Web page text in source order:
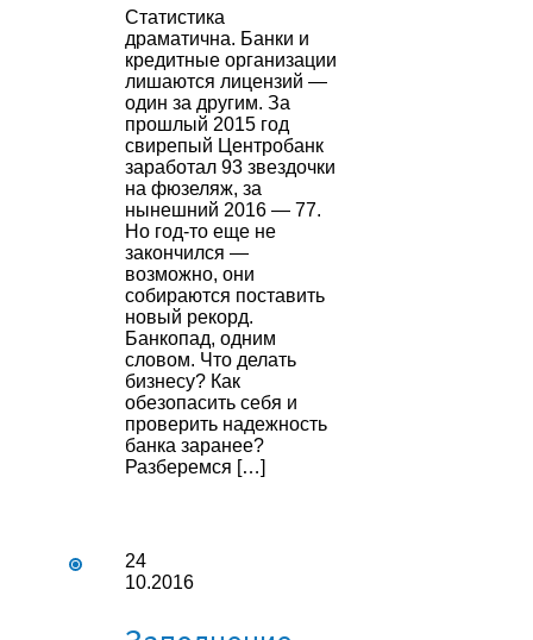
Статистика
драматична. Банки и
кредитные организации
лишаются лицензий —
один за другим. За
прошлый 2015 год
свирепый Центробанк
заработал 93 звездочки
на фюзеляж, за
нынешний 2016 — 77.
Но год-то еще не
закончился —
возможно, они
собираются поставить
новый рекорд.
Банкопад, одним
словом. Что делать
бизнесу? Как
обезопасить себя и
проверить надежность
банка заранее?
Разберемся […]
24
10.2016